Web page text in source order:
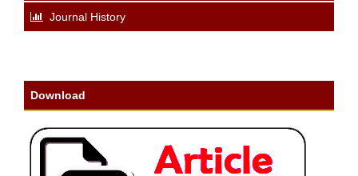
Journal History
Download